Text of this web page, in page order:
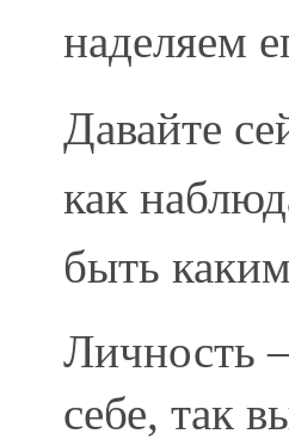
наделяем
Давайте
как
быть
Личность
себе, так